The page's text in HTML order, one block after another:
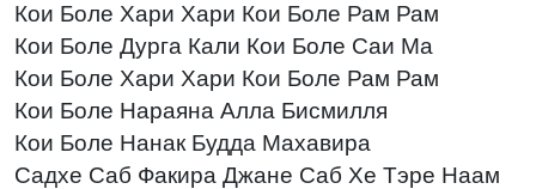
Кои Боле Хари Хари Кои Боле Рам Рам
Кои Боле Дурга Кали Кои Боле Саи Ма
Кои Боле Хари Хари Кои Боле Рам Рам
Кои Боле Нараяна Алла Бисмилля
Кои Боле Нанак Будда Махавира
Садхе Саб Факира Джане Саб Хе Тэре Наам